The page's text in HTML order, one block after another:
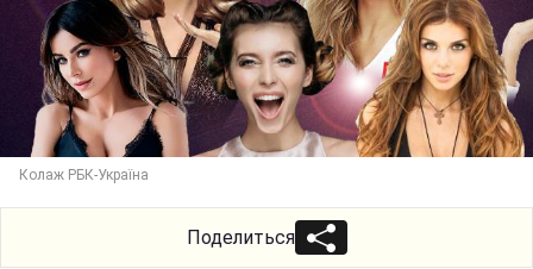
Колаж РБК-Україна
Поделиться